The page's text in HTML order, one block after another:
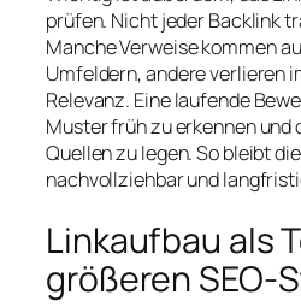
prüfen. Nicht jeder Backlink
Manche Verweise kommen
Umfeldern, andere verlieren
Relevanz. Eine laufende
Muster früh zu erkennen und
Quellen zu legen. So bleibt
nachvollziehbar und
Linkaufbau als
größeren SEO-